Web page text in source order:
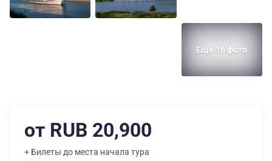
Еще 16 фото
от RUB 20,900
+ Билеты до места начала тура